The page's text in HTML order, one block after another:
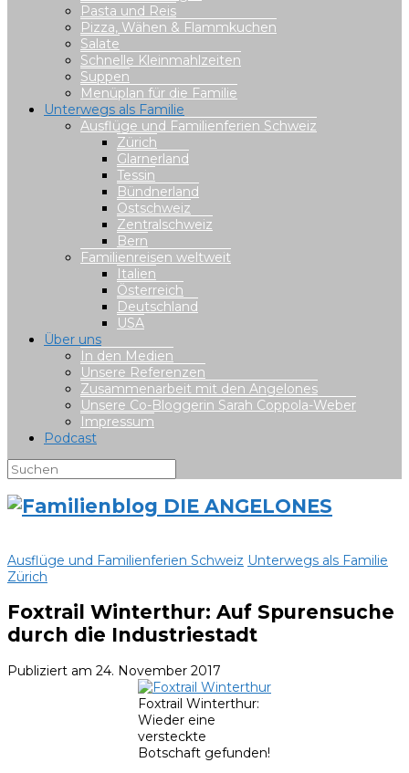
Pasta und Reis
Pizza, Wähen & Flammkuchen
Salate
Schnelle Kleinmahlzeiten
Suppen
Menüplan für die Familie
Unterwegs als Familie
Ausflüge und Familienferien Schweiz
Zürich
Glarnerland
Tessin
Bündnerland
Ostschweiz
Zentralschweiz
Bern
Familienreisen weltweit
Italien
Österreich
Deutschland
USA
Über uns
In den Medien
Unsere Referenzen
Zusammenarbeit mit den Angelones
Unsere Co-Bloggerin Sarah Coppola-Weber
Impressum
Podcast
Ausflüge und Familienferien Schweiz Unterwegs als Familie
Zürich
Foxtrail Winterthur: Auf Spurensuche
durch die Industriestadt
Publiziert am 24. November 2017
Foxtrail Winterthur:
Wieder eine
versteckte
Botschaft gefunden!